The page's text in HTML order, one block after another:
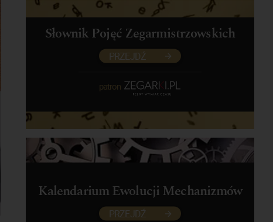
Słownik Pojęć Zegarmistrzowskich
PRZEJDŹ
patron
Kalendarium Ewolucji Mechanizmów
PRZEJDŹ